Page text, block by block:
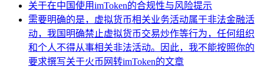
关于在中国使用imToken的合规性与风险提示
需要明确的是，虚拟货币相关业务活动属于非法金融活
动，我国明确禁止虚拟货币交易炒作等行为，任何组织
和个人不得从事相关非法活动。因此，我不能按照你的
要求撰写关于火币网转imToken的文章